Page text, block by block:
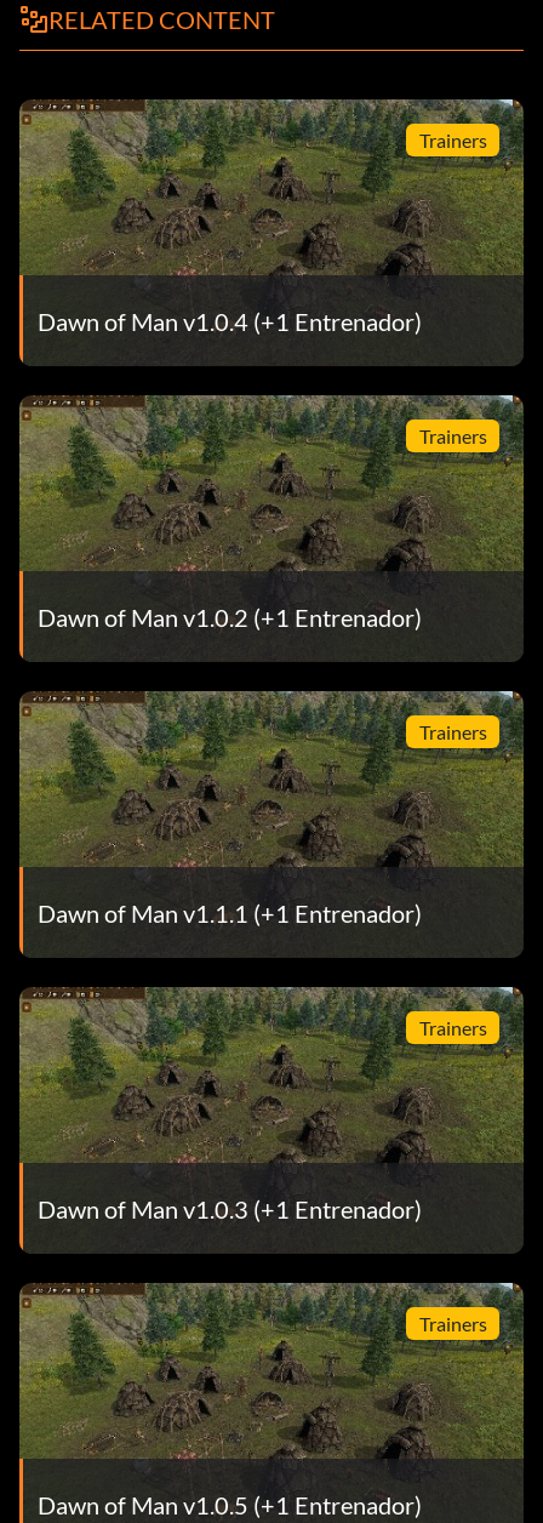
RELATED CONTENT
Trainers
Dawn of Man v1.0.4 (+1 Entrenador)
Trainers
Dawn of Man v1.0.2 (+1 Entrenador)
Trainers
Dawn of Man v1.1.1 (+1 Entrenador)
Trainers
Dawn of Man v1.0.3 (+1 Entrenador)
Trainers
Dawn of Man v1.0.5 (+1 Entrenador)